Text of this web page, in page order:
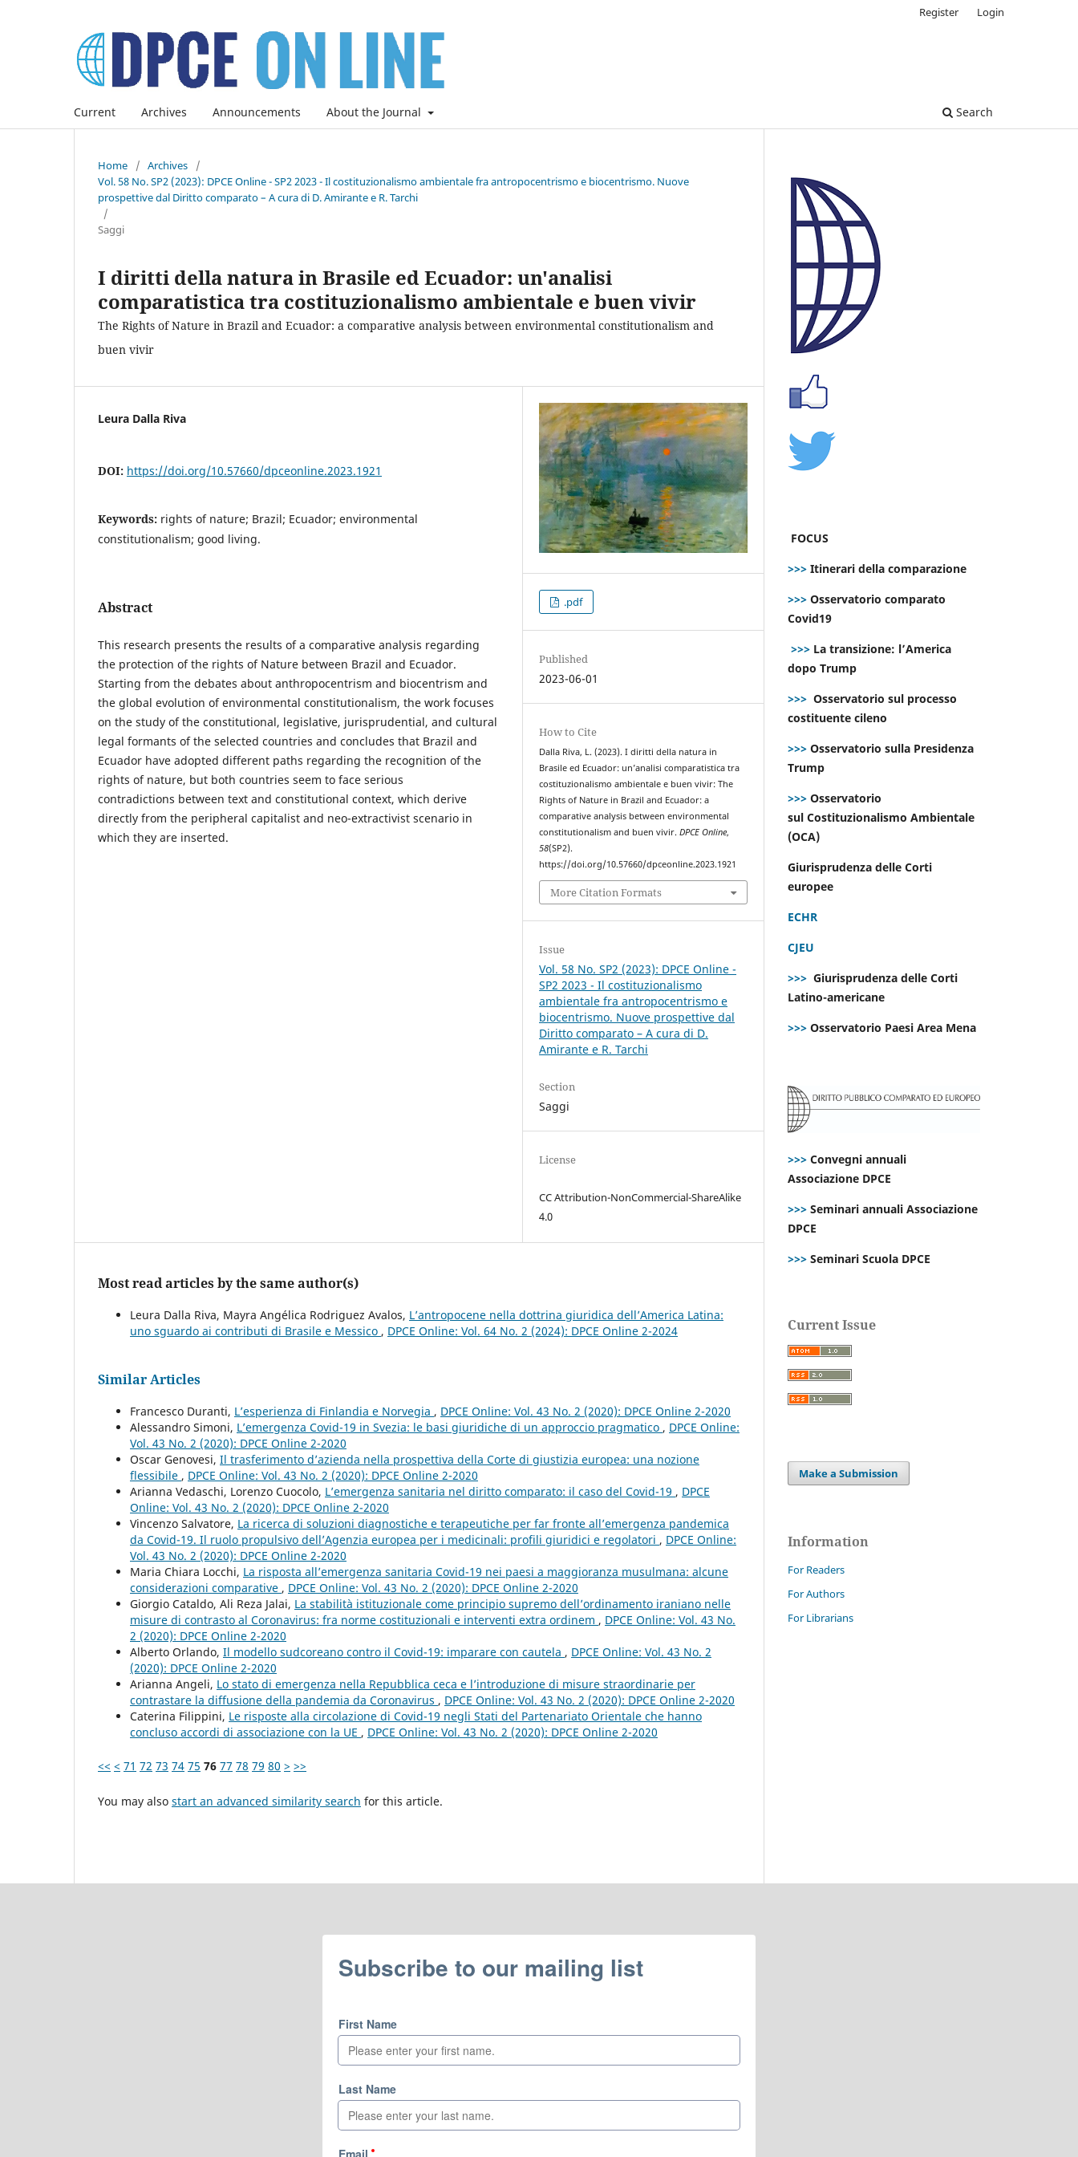
Current Archives Announcements About the Journal Search
Register Login
Home / Archives
/
Vol. 58 No. SP2 (2023): DPCE Online - SP2 2023 - Il costituzionalismo ambientale fra antropocentrismo e biocentrismo. Nuove
prospettive dal Diritto comparato – A cura di D. Amirante e R. Tarchi
/
Saggi
I diritti della natura in Brasile ed Ecuador: un'analisi
comparatistica tra costituzionalismo ambientale e buen vivir
The Rights of Nature in Brazil and Ecuador: a comparative analysis between environmental constitutionalism and
buen vivir
Leura Dalla Riva
DOI: https://doi.org/10.57660/dpceonline.2023.1921
Keywords: rights of nature; Brazil; Ecuador; environmental
constitutionalism; good living.
Abstract
This research presents the results of a comparative analysis regarding
the protection of the rights of Nature between Brazil and Ecuador.
Starting from the debates about anthropocentrism and biocentrism and
the global evolution of environmental constitutionalism, the work focuses
on the study of the constitutional, legislative, jurisprudential, and cultural
legal formants of the selected countries and concludes that Brazil and
Ecuador have adopted different paths regarding the recognition of the
rights of nature, but both countries seem to face serious
contradictions between text and constitutional context, which derive
directly from the peripheral capitalist and neo-extractivist scenario in
which they are inserted.
.pdf
Published
2023-06-01
How to Cite
Dalla Riva, L. (2023). I diritti della natura in
Brasile ed Ecuador: un’analisi comparatistica tra
costituzionalismo ambientale e buen vivir: The
Rights of Nature in Brazil and Ecuador: a
comparative analysis between environmental
constitutionalism and buen vivir.DPCE Online,
58(SP2).
https://doi.org/10.57660/dpceonline.2023.1921
More Citation Formats
Issue
Vol. 58 No. SP2 (2023): DPCE Online -
SP2 2023 - Il costituzionalismo
ambientale fra antropocentrismo e
biocentrismo. Nuove prospettive dal
Diritto comparato – A cura di D.
Amirante e R. Tarchi
Section
Saggi
License
CC Attribution-NonCommercial-ShareAlike
4.0
Most read articles by the same author(s)
Leura Dalla Riva, Mayra Angélica Rodriguez Avalos, L’antropocene nella dottrina giuridica dell’America Latina:
uno sguardo ai contributi di Brasile e Messico , DPCE Online: Vol. 64 No. 2 (2024): DPCE Online 2-2024
Similar Articles
Francesco Duranti, L’esperienza di Finlandia e Norvegia , DPCE Online: Vol. 43 No. 2 (2020): DPCE Online 2-2020
Alessandro Simoni, L’emergenza Covid-19 in Svezia: le basi giuridiche di un approccio pragmatico , DPCE Online:
Vol. 43 No. 2 (2020): DPCE Online 2-2020
Oscar Genovesi, Il trasferimento d’azienda nella prospettiva della Corte di giustizia europea: una nozione
flessibile , DPCE Online: Vol. 43 No. 2 (2020): DPCE Online 2-2020
Arianna Vedaschi, Lorenzo Cuocolo, L’emergenza sanitaria nel diritto comparato: il caso del Covid-19 , DPCE
Online: Vol. 43 No. 2 (2020): DPCE Online 2-2020
Vincenzo Salvatore, La ricerca di soluzioni diagnostiche e terapeutiche per far fronte all’emergenza pandemica
da Covid-19. Il ruolo propulsivo dell’Agenzia europea per i medicinali: profili giuridici e regolatori , DPCE Online:
Vol. 43 No. 2 (2020): DPCE Online 2-2020
Maria Chiara Locchi, La risposta all’emergenza sanitaria Covid-19 nei paesi a maggioranza musulmana: alcune
considerazioni comparative , DPCE Online: Vol. 43 No. 2 (2020): DPCE Online 2-2020
Giorgio Cataldo, Ali Reza Jalai, La stabilità istituzionale come principio supremo dell’ordinamento iraniano nelle
misure di contrasto al Coronavirus: fra norme costituzionali e interventi extra ordinem , DPCE Online: Vol. 43 No.
2 (2020): DPCE Online 2-2020
Alberto Orlando, Il modello sudcoreano contro il Covid-19: imparare con cautela , DPCE Online: Vol. 43 No. 2
(2020): DPCE Online 2-2020
Arianna Angeli, Lo stato di emergenza nella Repubblica ceca e l’introduzione di misure straordinarie per
contrastare la diffusione della pandemia da Coronavirus , DPCE Online: Vol. 43 No. 2 (2020): DPCE Online 2-2020
Caterina Filippini, Le risposte alla circolazione di Covid-19 negli Stati del Partenariato Orientale che hanno
concluso accordi di associazione con la UE , DPCE Online: Vol. 43 No. 2 (2020): DPCE Online 2-2020
<< < 71 72 73 74 75 76 77 78 79 80 > >>
You may also start an advanced similarity search for this article.
FOCUS
>>> Itinerari della comparazione
>>> Osservatorio comparato
Covid19
>>> La transizione: l’America
dopo Trump
>>> Osservatorio sul processo
costituente cileno
>>> Osservatorio sulla Presidenza
Trump
>>> Osservatorio
sul Costituzionalismo Ambientale
(OCA)
Giurisprudenza delle Corti
europee
ECHR
CJEU
>>> Giurisprudenza delle Corti
Latino-americane
>>> Osservatorio Paesi Area Mena
>>> Convegni annuali
Associazione DPCE
>>> Seminari annuali Associazione
DPCE
>>> Seminari Scuola DPCE
Current Issue
Make a Submission
Information
For Readers
For Authors
For Librarians